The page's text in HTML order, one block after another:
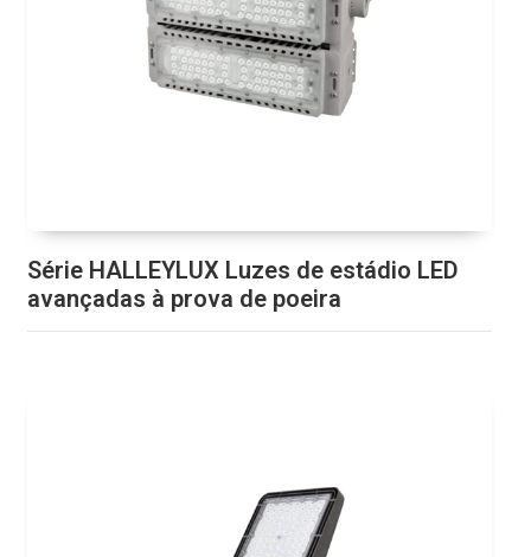
Série HALLEYLUX Luzes de estádio LED
avançadas à prova de poeira